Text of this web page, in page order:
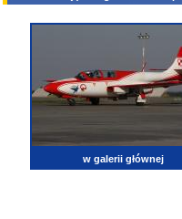
w galerii głównej